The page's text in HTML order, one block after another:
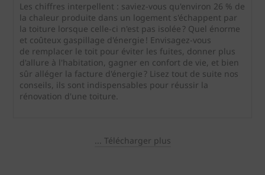
Les chiffres interpellent : saviez-vous qu'environ 26 % de
la chaleur produite dans un logement s'échappent par
la toiture lorsque celle-ci n'est pas isolée ? Quel énorme
et coûteux gaspillage d'énergie ! Envisagez-vous
de remplacer le toit pour éviter les fuites, donner plus
d'allure à l'habitation, gagner en confort de vie, et bien
sûr alléger la facture d'énergie ? Lisez tout de suite nos
conseils, ils sont indispensables pour réussir la
rénovation d'une toiture.
... Télécharger plus